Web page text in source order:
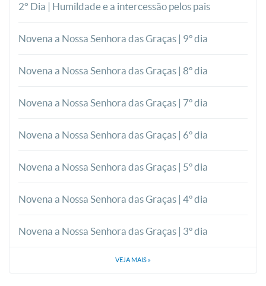
2° Dia | Humildade e a intercessão pelos pais
Novena a Nossa Senhora das Graças | 9º dia
Novena a Nossa Senhora das Graças | 8º dia
Novena a Nossa Senhora das Graças | 7º dia
Novena a Nossa Senhora das Graças | 6º dia
Novena a Nossa Senhora das Graças | 5º dia
Novena a Nossa Senhora das Graças | 4º dia
Novena a Nossa Senhora das Graças | 3º dia
VEJA MAIS »